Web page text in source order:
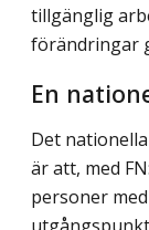
tillgänglig
förändringar
En
Det
är att, med
personer